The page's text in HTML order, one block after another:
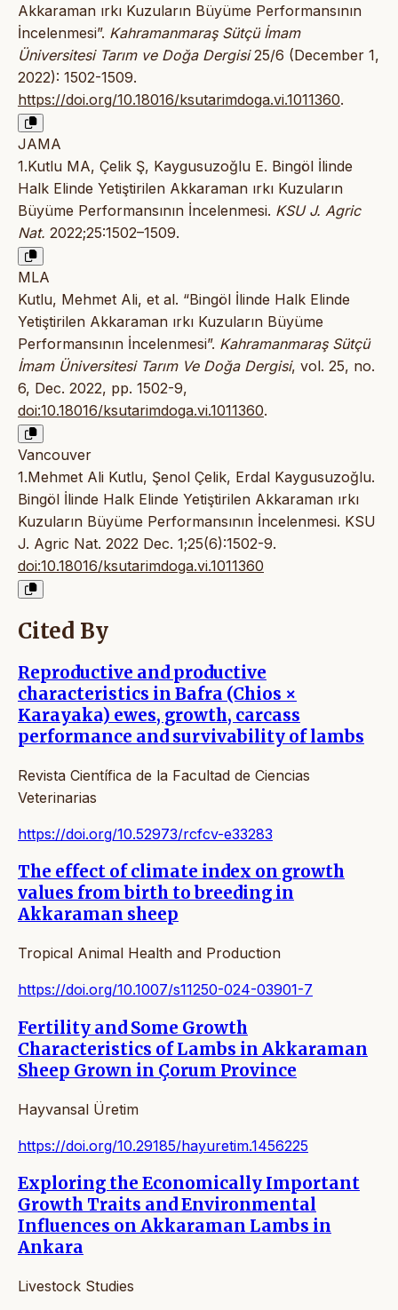
Akkaraman ırkı Kuzuların Büyüme Performansının
İncelenmesi”. Kahramanmaraş Sütçü İmam
Üniversitesi Tarım ve Doğa Dergisi25/6 (December 1,
2022): 1502-1509.
https://doi.org/10.18016/ksutarimdoga.vi.1011360.
JAMA
1.Kutlu MA, Çelik Ş, Kaygusuzoğlu E. Bingöl İlinde
Halk Elinde Yetiştirilen Akkaraman ırkı Kuzuların
Büyüme Performansının İncelenmesi. KSU J. Agric
Nat. 2022;25:1502–1509.
MLA
Kutlu, Mehmet Ali, et al. “Bingöl İlinde Halk Elinde
Yetiştirilen Akkaraman ırkı Kuzuların Büyüme
Performansının İncelenmesi”. Kahramanmaraş Sütçü
İmam Üniversitesi Tarım Ve Doğa Dergisi, vol. 25, no.
6, Dec. 2022, pp. 1502-9,
doi:10.18016/ksutarimdoga.vi.1011360.
Vancouver
1.Mehmet Ali Kutlu, Şenol Çelik, Erdal Kaygusuzoğlu.
Bingöl İlinde Halk Elinde Yetiştirilen Akkaraman ırkı
Kuzuların Büyüme Performansının İncelenmesi. KSU
J. Agric Nat. 2022 Dec. 1;25(6):1502-9.
doi:10.18016/ksutarimdoga.vi.1011360
Cited By
Reproductive and productive
characteristics in Bafra (Chios ×
Karayaka) ewes, growth, carcass
performance and survivability of lambs
Revista Científica de la Facultad de Ciencias
Veterinarias
https://doi.org/10.52973/rcfcv-e33283
The effect of climate index on growth
values from birth to breeding in
Akkaraman sheep
Tropical Animal Health and Production
https://doi.org/10.1007/s11250-024-03901-7
Fertility and Some Growth
Characteristics of Lambs in Akkaraman
Sheep Grown in Çorum Province
Hayvansal Üretim
https://doi.org/10.29185/hayuretim.1456225
Exploring the Economically Important
Growth Traits and Environmental
Influences on Akkaraman Lambs in
Ankara
Livestock Studies